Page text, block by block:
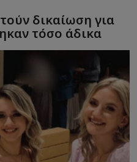
δικαίωση για
τόσο άδικα